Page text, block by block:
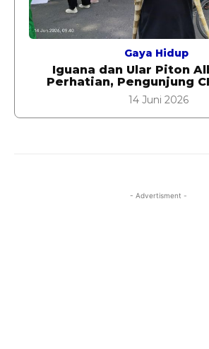
Gaya Hidup
Iguana dan Ular Piton
Perhatian, Pengunjung
14 Juni 2026
- Advertisment -